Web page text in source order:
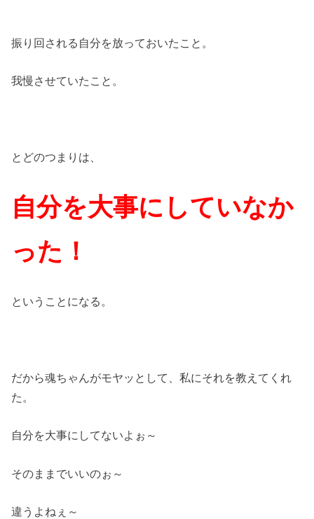
振り回される自分を放っておいたこと。
我慢させていたこと。
とどのつまりは、
自分を大事にしていなか
った！
ということになる。
だから魂ちゃんがモヤッとして、私にそれを教えてくれ
た。
自分を大事にしてないよぉ～
そのままでいいのぉ～
違うよねぇ～